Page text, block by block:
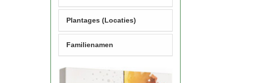
Plantages (Locaties)
Familienamen